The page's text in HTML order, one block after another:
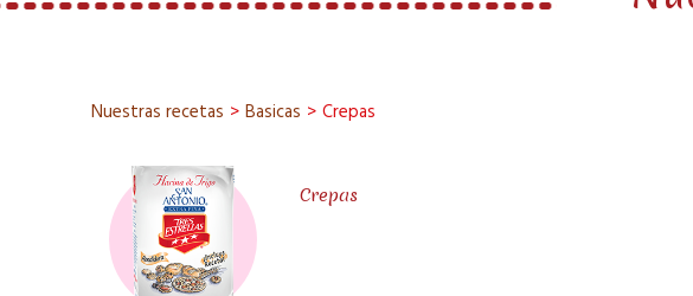
Nuestras recetas > Basicas > Crepas
Crepas